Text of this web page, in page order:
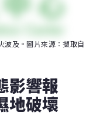
波及。圖片來源：擷取自
影響報
地破壞